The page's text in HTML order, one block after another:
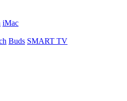
iMac
Buds SMART TV